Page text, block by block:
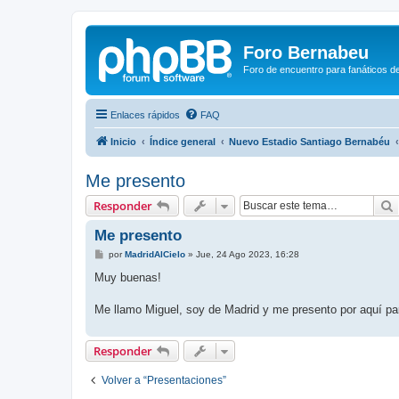
Foro Bernabeu
Foro de encuentro para fanáticos
Enlaces rápidos FAQ
Inicio Índice general Nuevo Estadio Santiago Bernabéu
Me presento
Responder
Me presento
M
n
j
porMadridAlCielo» Jue, 24 Ago 2023, 16:28
Muy buenas!
Me llamo Miguel, soy de Madrid y me presento por aquí
Responder
Volver a “Presentaciones”